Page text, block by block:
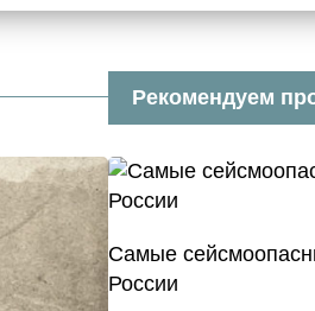
Рекомендуем
Самые
России